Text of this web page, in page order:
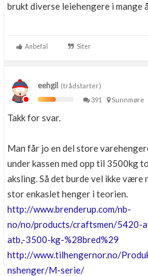
brukt diverse leiehengere i mange
Anbefal Siter
eehgil (trådstarter)
391
Sunnmøre
Takk for svar.
Man får jo en del store
under kassen med opp til 3500kg
aksling. Så det burde vel ikke være
stor enkaslet henger i teorien.
http://www.brenderup.com/nb-
no/no/products/craftsmen/5420-
atb,-3500-kg-%28bred%29
http://www.tilhengernor.no/
nshenger/M-serie/